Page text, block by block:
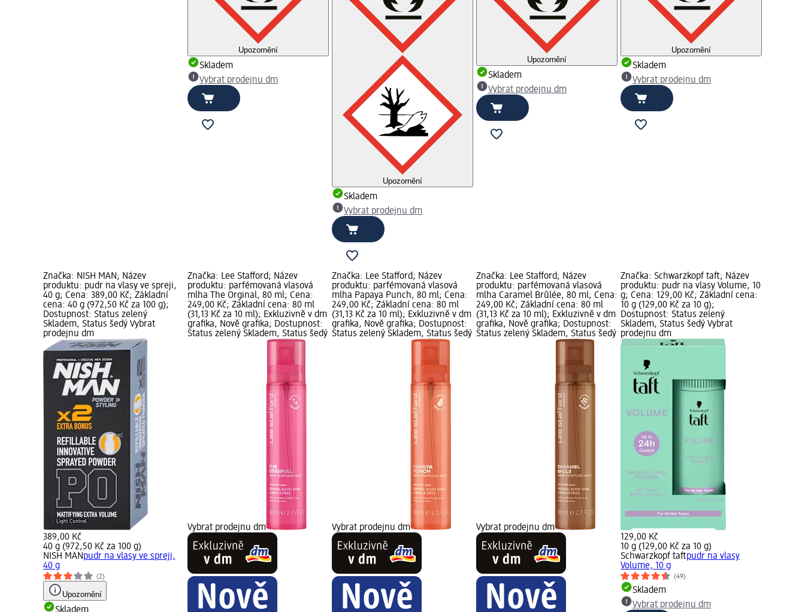
Upozornění
Skladem
Vybrat prodejnu dm
Upozornění
Skladem
Vybrat prodejnu dm
Upozornění
Skladem
Vybrat prodejnu dm
Upozornění
Skladem
Vybrat prodejnu dm
Značka: NISH MAN; Název
produktu: pudr na vlasy ve spreji,
40 g; Cena: 389,00 Kč; Základní
cena: 40 g (972,50 Kč za 100 g);
Dostupnost: Status zelený
Skladem, Status šedý Vybrat
prodejnu dm
389,00 Kč
40 g (972,50 Kč za 100 g)
NISH MANpudr na vlasy ve spreji,
40 g
(2)
Upozornění
Skladem
Značka: Lee Stafford; Název
produktu: parfémovaná vlasová
mlha The Orginal, 80 ml; Cena:
249,00 Kč; Základní cena: 80 ml
(31,13 Kč za 10 ml); Exkluzivně v dm
grafika, Nově grafika; Dostupnost:
Status zelený Skladem, Status šedý
Vybrat prodejnu dm
Značka: Lee Stafford; Název
produktu: parfémovaná vlasová
mlha Papaya Punch, 80 ml; Cena:
249,00 Kč; Základní cena: 80 ml
(31,13 Kč za 10 ml); Exkluzivně v dm
grafika, Nově grafika; Dostupnost:
Status zelený Skladem, Status šedý
Vybrat prodejnu dm
Značka: Lee Stafford; Název
produktu: parfémovaná vlasová
mlha Caramel Brûlée, 80 ml; Cena:
249,00 Kč; Základní cena: 80 ml
(31,13 Kč za 10 ml); Exkluzivně v dm
grafika, Nově grafika; Dostupnost:
Status zelený Skladem, Status šedý
Vybrat prodejnu dm
Značka: Schwarzkopf taft; Název
produktu: pudr na vlasy Volume, 10
g; Cena: 129,00 Kč; Základní cena:
10 g (129,00 Kč za 10 g);
Dostupnost: Status zelený
Skladem, Status šedý Vybrat
prodejnu dm
129,00 Kč
10 g (129,00 Kč za 10 g)
Schwarzkopf taftpudr na vlasy
Volume, 10 g
(49)
Skladem
Vybrat prodejnu dm